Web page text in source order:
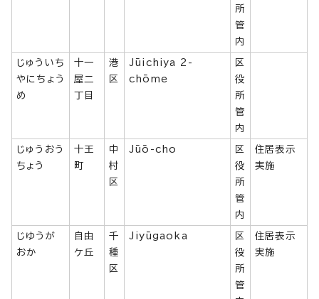
所
管
内
じゅういち
やにちょう
め
十一
屋二
丁目
港
区
Jūichiya 2-
chōme
区
役
所
管
内
じゅうおう
ちょう
十王
町
中
村
区
Jūō-cho
区
役
所
管
内
住居表示
実施
じゆうが
おか
自由
ケ丘
千
種
区
Jiyūgaoka
区
役
所
管
住居表示
実施